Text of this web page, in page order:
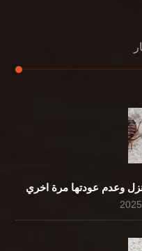
وعدم عودتها مرة اخري